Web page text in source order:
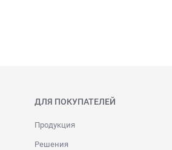
ДЛЯ ПОКУПАТЕЛЕЙ
Продукция
Решения